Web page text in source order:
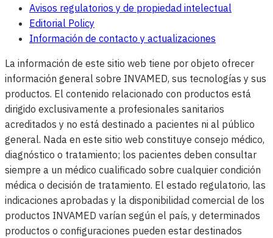
Avisos regulatorios y de propiedad intelectual
Editorial Policy
Información de contacto y actualizaciones
La información de este sitio web tiene por objeto ofrecer
información general sobre INVAMED, sus tecnologías y sus
productos. El contenido relacionado con productos está
dirigido exclusivamente a profesionales sanitarios
acreditados y no está destinado a pacientes ni al público
general. Nada en este sitio web constituye consejo médico,
diagnóstico o tratamiento; los pacientes deben consultar
siempre a un médico cualificado sobre cualquier condición
médica o decisión de tratamiento. El estado regulatorio, las
indicaciones aprobadas y la disponibilidad comercial de los
productos INVAMED varían según el país, y determinados
productos o configuraciones pueden estar destinados